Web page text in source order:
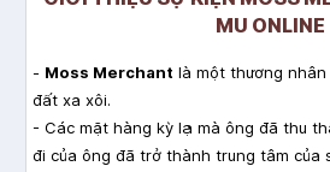
MU ONLINE
- Moss Merchant là một thương
đất xa xôi.
- Các mặt hàng kỳ lạ mà ông đã thu
đi của ông đã trở thành trung tâm của